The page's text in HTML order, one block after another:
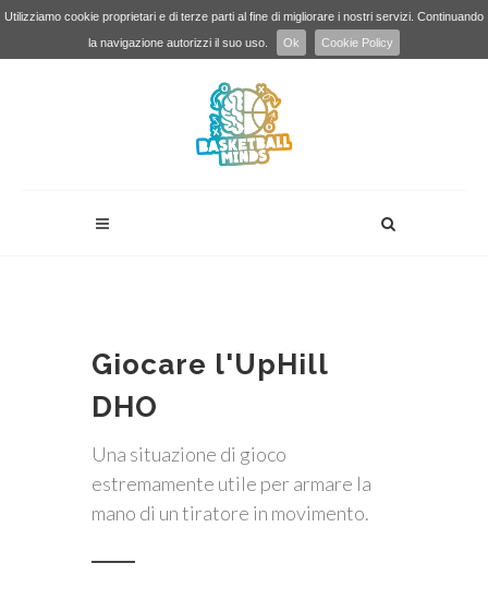
Utilizziamo cookie proprietari e di terze parti al fine di migliorare i nostri servizi. Continuando
la navigazione autorizzi il suo uso.
Ok Cookie Policy
Giocare l'UpHill
DHO
Una situazione di gioco
estremamente utile per armare la
mano di un tiratore in movimento.